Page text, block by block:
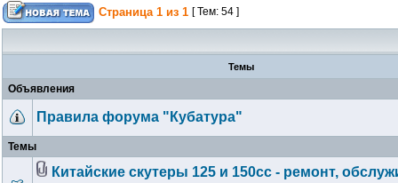
Страница 1 из 1 [ Тем: 54 ]
Темы
Объявления
Правила форума "Кубатура"
Темы
Китайские скутеры 125 и 150сс - ремонт,